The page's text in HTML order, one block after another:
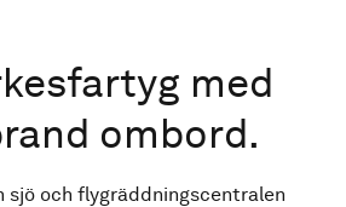
med
ombord.
sjö och flygräddningscentralen